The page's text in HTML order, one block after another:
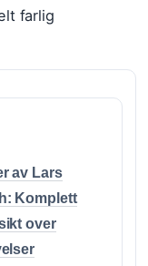
farlig
av Lars
Komplett
over